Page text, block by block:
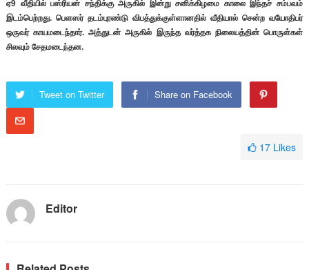
ஏ9 வீதியில் பஸ்ரியன் சந்திக்கு அருகில் இன்று சனிக்கிழமை காலை இந்தச் சம்பவம்
இடம்பெற்றது. பெளஸர் தடம்புரண்டு விபத்துக்குள்ளானதில் வீதியால் சென்ற வயோதிபர்
ஒருவர் காயமடைந்தார். அத்துடன் அருகில் இருந்த வர்த்தக நிலையத்தின் பொருள்கள்
சிலவும் சேதமடைந்தன.
Tweet on Twitter Share on Facebook
17 Likes
Editor